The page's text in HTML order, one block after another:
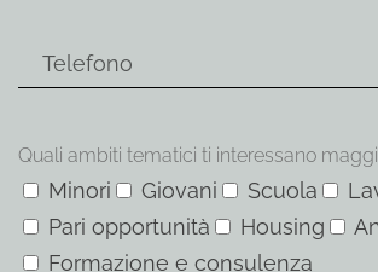
Quali ambiti tematici ti interessano
Minori Giovani Scuola
Pari opportunità
Housing
Formazione e consulenza